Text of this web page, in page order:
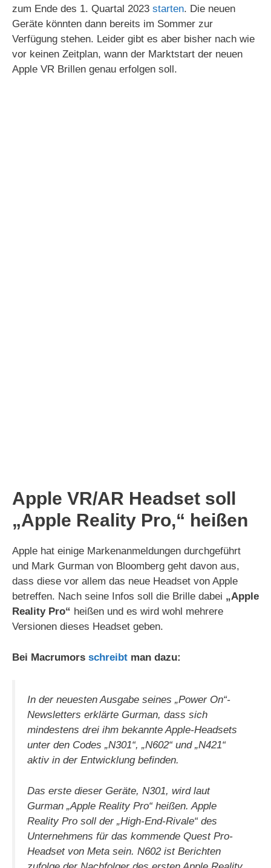
zum Ende des 1. Quartal 2023 starten. Die neuen
Geräte könnten dann bereits im Sommer zur
Verfügung stehen. Leider gibt es aber bisher nach wie
vor keinen Zeitplan, wann der Marktstart der neuen
Apple VR Brillen genau erfolgen soll.
Apple VR/AR Headset soll
„Apple Reality Pro,“ heißen
Apple hat einige Markenanmeldungen durchgeführt
und Mark Gurman von Bloomberg geht davon aus,
dass diese vor allem das neue Headset von Apple
betreffen. Nach seine Infos soll die Brille dabei „Apple
Reality Pro“ heißen und es wird wohl mehrere
Versionen dieses Headset geben.
Bei Macrumors schreibt man dazu:
In der neuesten Ausgabe seines „Power On“-
Newsletters erklärte Gurman, dass sich
mindestens drei ihm bekannte Apple-Headsets
unter den Codes „N301“, „N602“ und „N421“
aktiv in der Entwicklung befinden.
Das erste dieser Geräte, N301, wird laut
Gurman „Apple Reality Pro“ heißen. Apple
Reality Pro soll der „High-End-Rivale“ des
Unternehmens für das kommende Quest Pro-
Headset von Meta sein. N602 ist Berichten